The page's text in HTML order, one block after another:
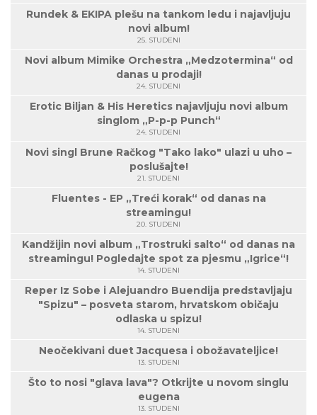
Rundek & EKIPA plešu na tankom ledu i najavljuju
novi album!
25. STUDENI
Novi album Mimike Orchestra „Medzotermina“ od
danas u prodaji!
24. STUDENI
Erotic Biljan & His Heretics najavljuju novi album
singlom „P-p-p Punch“
24. STUDENI
Novi singl Brune Račkog "Tako lako" ulazi u uho –
poslušajte!
21. STUDENI
Fluentes - EP „Treći korak“ od danas na
streamingu!
20. STUDENI
Kandžijin novi album „Trostruki salto“ od danas na
streamingu! Pogledajte spot za pjesmu „Igrice“!
14. STUDENI
Reper Iz Sobe i Alejuandro Buendija predstavljaju
"Spizu" – posveta starom, hrvatskom običaju
odlaska u spizu!
14. STUDENI
Neočekivani duet Jacquesa i obožavateljice!
13. STUDENI
Što to nosi "glava lava"? Otkrijte u novom singlu
eugena
13. STUDENI